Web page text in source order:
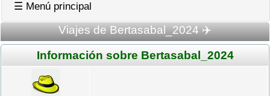
☰ Menú principal
Viajes de Bertasabal_2024 ✈️
Información sobre Bertasabal_2024